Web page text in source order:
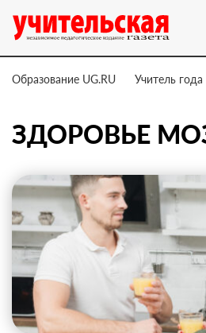
Образование UG.RU Учитель года
ЗДОРОВЬЕ